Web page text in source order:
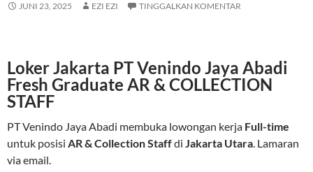
JUNI 23, 2025 EZI EZI TINGGALKAN KOMENTAR
Loker Jakarta PT Venindo Jaya Abadi
Fresh Graduate AR & COLLECTION
STAFF
PT Venindo Jaya Abadi membuka lowongan kerja Full-time
untuk posisi AR & Collection Staffdi Jakarta Utara. Lamaran
via email.